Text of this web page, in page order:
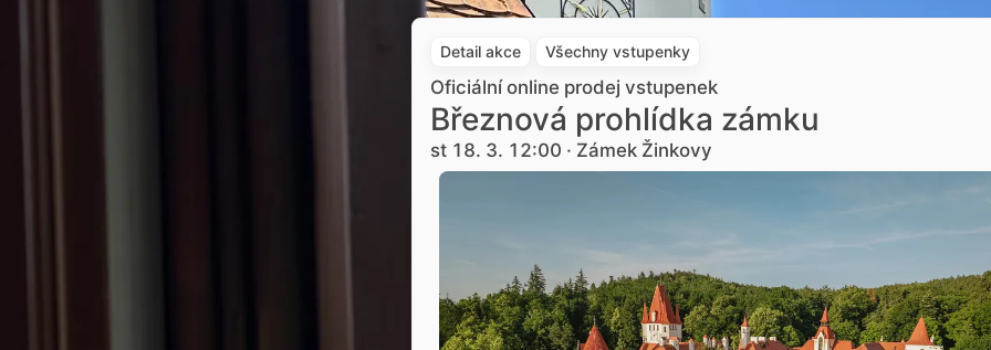
Detail akce Všechny vstupenky
Oficiální online prodej vstupenek
Březnová prohlídka zámku
st 18. 3. 12:00 · Zámek Žinkovy